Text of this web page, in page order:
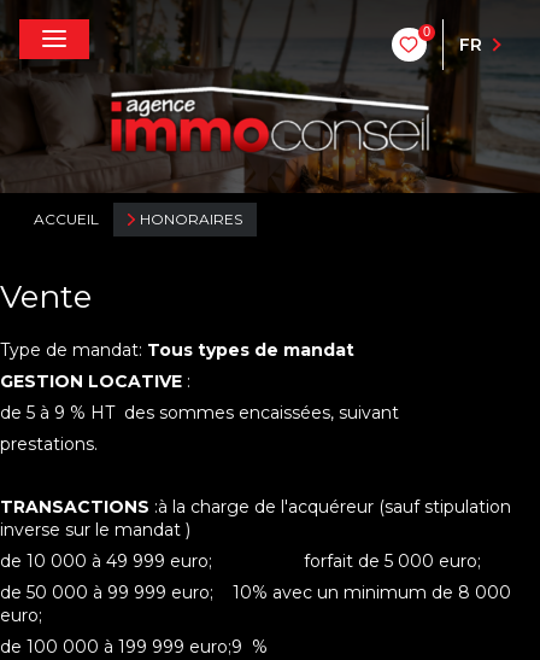
0
FR
ACCUEIL HONORAIRES
Vente
Type de mandat: Tous types de mandat
GESTION LOCATIVE :
de 5 à 9 % HT des sommes encaissées, suivant
prestations.
TRANSACTIONS :à la charge de l'acquéreur (sauf stipulation
inverse sur le mandat )
de 10 000 à 49 999 euro; forfait de 5 000 euro;
de 50 000 à 99 999 euro; 10% avec un minimum de 8 000
euro;
de 100 000 à 199 999 euro;9 %